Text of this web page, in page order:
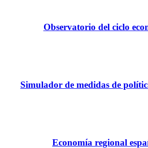
Observatorio del ciclo
Simulador de medidas de
Economía regional